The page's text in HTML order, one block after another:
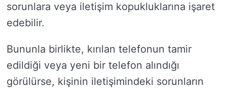
sorunlara veya iletişim kopukluklarına işaret
edebilir.
Bununla birlikte, kırılan telefonun tamir
edildiği veya yeni bir telefon alındığı
görülürse, kişinin iletişimindeki sorunların